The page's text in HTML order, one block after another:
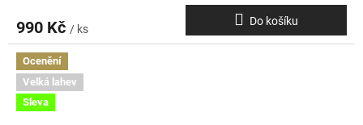
990 Kč / ks
Do košíku
Ocenění
Velká lahev
Sleva